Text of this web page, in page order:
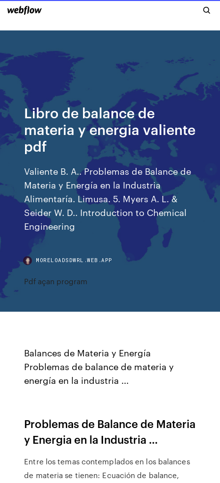
Libro de balance de
materia y energia valiente
pdf
Valiente B. A.. Problemas de Balance de
Materia y Energía en la Industria
Alimentaría. Limusa. 5. Myers A. L. &
Seider W. D.. Introduction to Chemical
Engineering
MORELOADSDWRL.WEB.APP
Pdf açan program
Balances de Materia y Energía
Problemas de balance de materia y
energía en la industria ...
Problemas de Balance de Materia
y Energia en la Industria ...
Entre los temas contemplados en los balances
de materia se tienen: Ecuación de balance,